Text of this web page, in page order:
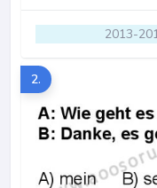
2013-
2.